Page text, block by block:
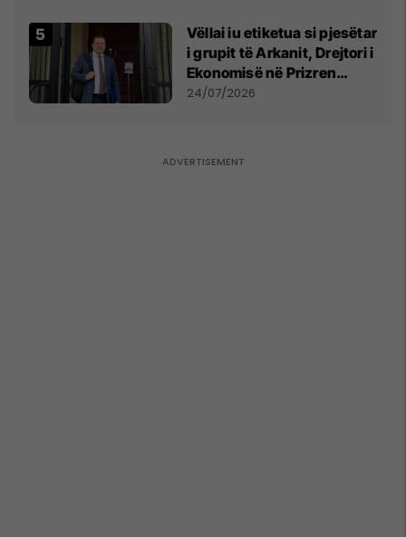
Vëllai iu etiketua si pjesëtar
i grupit të Arkanit, Drejtori i
Ekonomisë në Prizren
mohon pretendimet
24/07/2026